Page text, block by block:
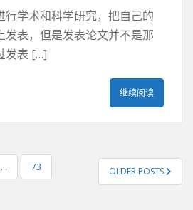
行学术和科学研究，把自己的
发表，但是发表论文并不是那
发表 […]
继续阅读
… 73 OLDER POSTS